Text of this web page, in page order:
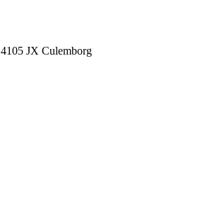
4105 JX Culemborg